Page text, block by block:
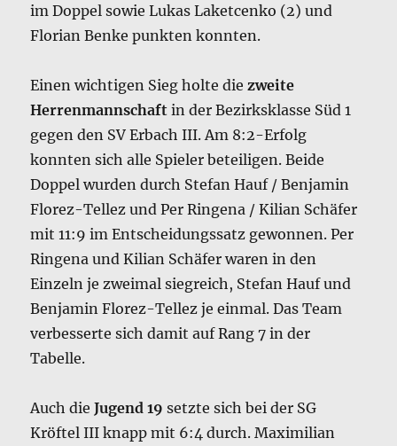
im Doppel sowie Lukas Laketcenko (2) und
Florian Benke punkten konnten.
Einen wichtigen Sieg holte diezweite
Herrenmannschaft in der Bezirksklasse Süd 1
gegen den SV Erbach III. Am 8:2-Erfolg
konnten sich alle Spieler beteiligen. Beide
Doppel wurden durch Stefan Hauf / Benjamin
Florez-Tellez und Per Ringena / Kilian Schäfer
mit 11:9 im Entscheidungssatz gewonnen. Per
Ringena und Kilian Schäfer waren in den
Einzeln je zweimal siegreich, Stefan Hauf und
Benjamin Florez-Tellez je einmal. Das Team
verbesserte sich damit auf Rang 7 in der
Tabelle.
Auch dieJugend 19 setzte sich bei der SG
Kröftel III knapp mit 6:4 durch. Maximilian